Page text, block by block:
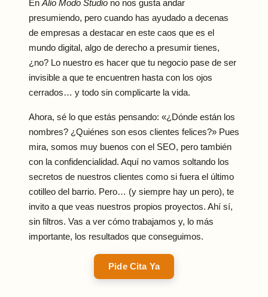
En Alio Modo Studio no nos gusta andar
presumiendo, pero cuando has ayudado a decenas
de empresas a destacar en este caos que es el
mundo digital, algo de derecho a presumir tienes,
¿no? Lo nuestro es hacer que tu negocio pase de ser
invisible a que te encuentren hasta con los ojos
cerrados… y todo sin complicarte la vida.
Ahora, sé lo que estás pensando: «¿Dónde están los
nombres? ¿Quiénes son esos clientes felices?» Pues
mira, somos muy buenos con el SEO, pero también
con la confidencialidad. Aquí no vamos soltando los
secretos de nuestros clientes como si fuera el último
cotilleo del barrio. Pero… (y siempre hay un pero), te
invito a que veas nuestros propios proyectos. Ahí sí,
sin filtros. Vas a ver cómo trabajamos y, lo más
importante, los resultados que conseguimos.
Pide Cita Ya